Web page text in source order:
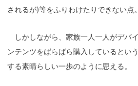
されるが)等をふりわけたりできない点。
しかしながら、家族一人一人がデバ
ンテンツをばらばら購入しているとい
する素晴らしい一歩のように思える。